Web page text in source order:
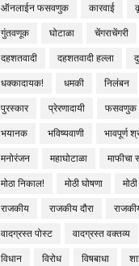
ऑनलाईन फसवणुक
कारवाई
गुंतवणूक
घोटाळा चेंगराचेंगरी
दहशतवादी
दहशतवादी हल्ला
धक्कादायक!
धमकी निलंबन
पुरस्कार
प्रेरणादायी फसवणुक
भयानक
भविष्यवाणी भावपूर्ण
मनोरंजन
महाघोटाळा माफीचा
मोठा निकाल!
मोठी घोषणा
राजकीय
राजकीय दौरा
वादग्रस्त पोस्ट
वादग्रस्त वक्तव्य
विधान
विरोध विषबाधा